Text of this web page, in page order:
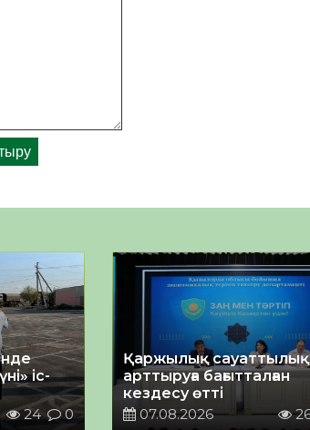
іс-
24 0
Қаржылық
арттыруға бағытталған
кездесу өтті
07.08.2026